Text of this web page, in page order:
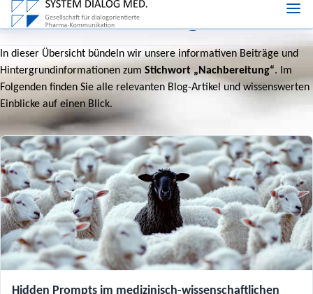
Nachbereitung
In dieser Übersicht bündeln wir unsere informativen Beiträge und
Hintergrundinformationen zum Stichwort „Nachbereitung“. Im
Folgenden finden Sie alle relevanten Blog-Artikel und wissenswerten
Einblicke auf einen Blick.
Hidden Prompts im medizinisch-wissenschaftlichen